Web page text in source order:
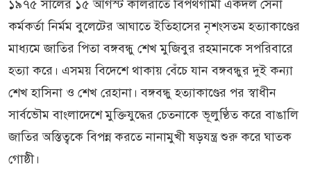
১৯৭৫ সালের ১৫ আগস্ট কালরাতে বিপথগামী একদল সেনা
কর্মকর্তা নির্মম বুলেটের আঘাতে ইতিহাসের নৃশংসতম হত্যাকাণ্ডের
মাধ্যমে জাতির পিতা বঙ্গবন্ধু শেখ মুজিবুর রহমানকে সপরিবারে
হত্যা করে। এসময় বিদেশে থাকায় বেঁচে যান বঙ্গবন্ধুর দুই কন্যা
শেখ হাসিনা ও শেখ রেহানা। বঙ্গবন্ধু হত্যাকাণ্ডের পর স্বাধীন
সার্বভৌম বাংলাদেশে মুক্তিযুদ্ধের চেতনাকে ভূলুণ্ঠিত করে বাঙালি
জাতির অস্তিত্বকে বিপন্ন করতে নানামুখী ষড়যন্ত্র শুরু করে ঘাতক
গোষ্ঠী।